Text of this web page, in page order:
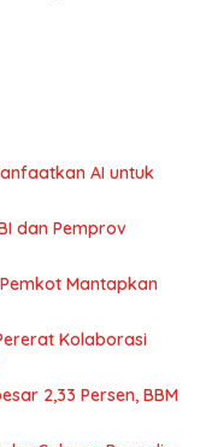
AI untuk
dan Pemprov
Mantapkan
Kolaborasi
2,33 Persen, BBM